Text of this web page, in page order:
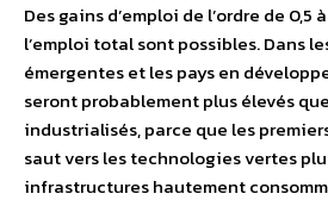
Des gains d’emploi de l’ordre de 0,5
l’emploi total sont possibles. Dans
émergentes et les pays en
seront probablement plus élevés
industrialisés, parce que les
saut vers les technologies vertes
infrastructures hautement